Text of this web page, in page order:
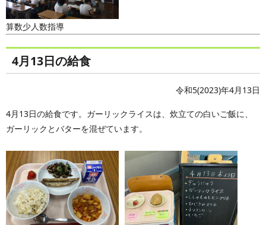
算数少人数指導
4月13日の給食
令和5(2023)年4月13日
4月13日の給食です。ガーリックライスは、炊立ての白いご飯に、
ガーリックとバターを混ぜています。